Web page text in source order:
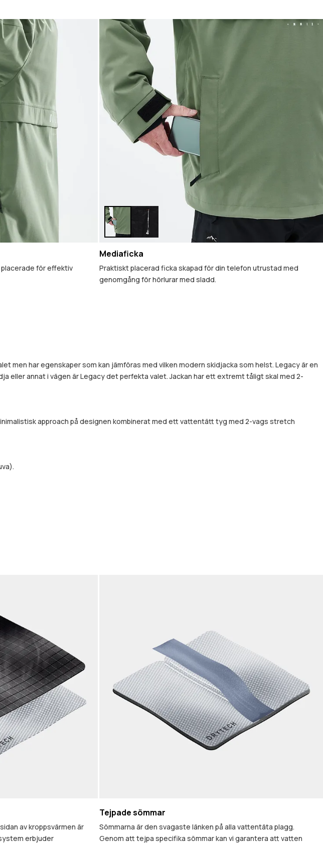
för effektiv
Mediaficka
Praktiskt placerad ficka skapad för din telefon utrustad med
genomgång för hörlurar med sladd.
men har egenskaper som kan jämföras med vilken modern skidjacka som helst. Legacy är en
eller annat i vägen är Legacy det perfekta valet. Jackan har ett extremt tåligt skal med 2-
approach på designen kombinerat med ett vattentätt tyg med 2-vags stretch
av kroppsvärmen är
erbjuder
Tejpade sömmar
Sömmarna är den svagaste länken på alla vattentäta plagg.
Genom att tejpa specifika sömmar kan vi garantera att vatten